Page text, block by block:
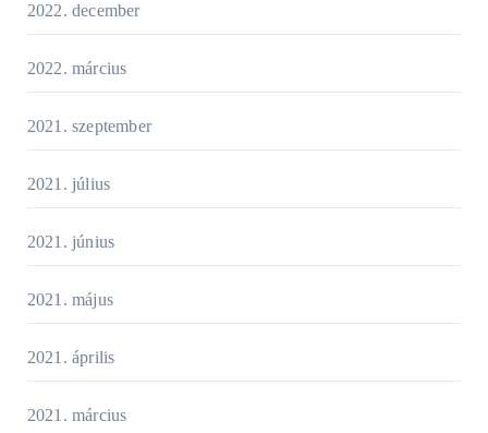
2022. december
2022. március
2021. szeptember
2021. július
2021. június
2021. május
2021. április
2021. március